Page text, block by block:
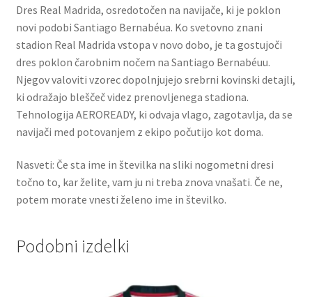
Dres Real Madrida, osredotočen na navijače, ki je poklon
novi podobi Santiago Bernabéua. Ko svetovno znani
stadion Real Madrida vstopa v novo dobo, je ta gostujoči
dres poklon čarobnim nočem na Santiago Bernabéuu.
Njegov valoviti vzorec dopolnjujejo srebrni kovinski detajli,
ki odražajo bleščeč videz prenovljenega stadiona.
Tehnologija AEROREADY, ki odvaja vlago, zagotavlja, da se
navijači med potovanjem z ekipo počutijo kot doma.
Nasveti: Če sta ime in številka na sliki nogometni dresi
točno to, kar želite, vam ju ni treba znova vnašati. Če ne,
potem morate vnesti želeno ime in številko.
Podobni izdelki